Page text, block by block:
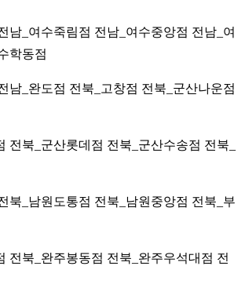
남_여수죽림점 전남_여수중앙점 전남_여
학동점
남_완도점 전북_고창점 전북_군산나운점
전북_군산롯데점 전북_군산수송점 전북_
북_남원도통점 전북_남원중앙점 전북_부
전북_완주봉동점 전북_완주우석대점 전